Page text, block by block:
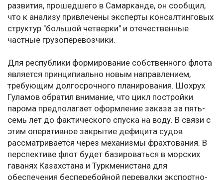
развития, прошедшего в Самарканде, он сообщил,
что к анализу привлечены эксперты консалтинговых
структур "большой четверки" и отечественные
частные грузоперевозчики.
Для республики формирование собственного флота
является принципиально новым направлением,
требующим долгосрочного планирования. Шохрух
Гуламов обратил внимание, что цикл постройки
парома предполагает оформление заказа за пять-
семь лет до фактического спуска на воду. В связи с
этим оперативное закрытие дефицита судов
рассматривается через механизмы фрахтования. В
перспективе флот будет базироваться в морских
гаванях Казахстана и Туркменистана для
обеспечения бесперебойной перевалки экспортно-